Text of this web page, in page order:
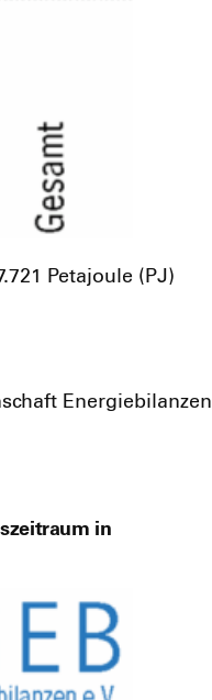
Peta­joule (PJ)
Ener­gie­bi­lan­zen
in